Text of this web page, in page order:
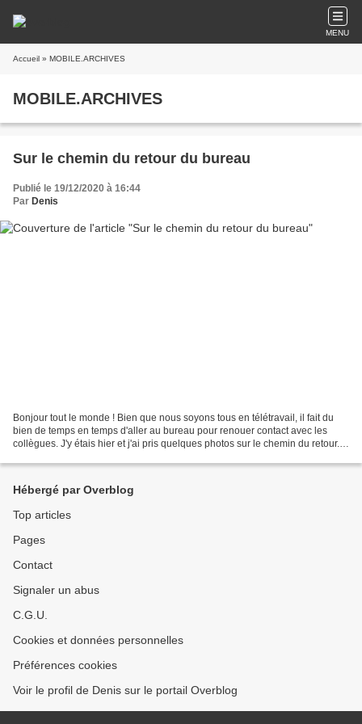
MENU
Accueil » MOBILE.ARCHIVES
MOBILE.ARCHIVES
Sur le chemin du retour du bureau
Publié le 19/12/2020 à 16:44
Par Denis
Bonjour tout le monde ! Bien que nous soyons tous en télétravail, il fait du
bien de temps en temps d'aller au bureau pour renouer contact avec les
collègues. J'y étais hier et j'ai pris quelques photos sur le chemin du retour.
Hébergé par Overblog
Top articles
Pages
Contact
Signaler un abus
C.G.U.
Cookies et données personnelles
Préférences cookies
Voir le profil de Denis sur le portail Overblog